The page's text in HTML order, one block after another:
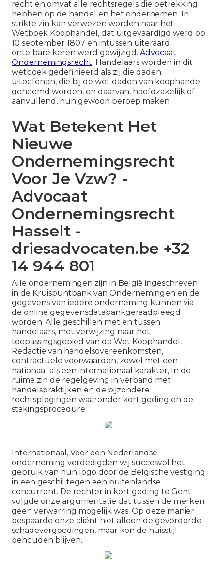
recht en omvat alle rechtsregels die betrekking
hebben op de handel en het ondernemen. In
strikte zin kan verwezen worden naar het
Wetboek Koophandel, dat uitgevaardigd werd op
10 september 1807 en intussen uiteraard
ontelbare keren werd gewijzigd. Advocaat
Ondernemingsrecht. Handelaars worden in dit
wetboek gedefinieerd als zij die daden
uitoefenen, die bij de wet daden van koophandel
genoemd worden, en daarvan, hoofdzakelijk of
aanvullend, hun gewoon beroep maken.
Wat Betekent Het
Nieuwe
Ondernemingsrecht
Voor Je Vzw? -
Advocaat
Ondernemingsrecht
Hasselt -
driesadvocaten.be +32
14 944 801
Alle ondernemingen zijn in België ingeschreven
in de Kruispuntbank van Ondernemingen en de
gegevens van iedere onderneming kunnen via
de online gegevensdatabankgeraadpleegd
worden. Alle geschillen met en tussen
handelaars, met verwijzing naar het
toepassingsgebied van de Wet Koophandel,
Redactie van handelsovereenkomsten,
contractuele voorwaarden, zowel met een
nationaal als een internationaal karakter, In de
ruime zin de regelgeving in verband met
handelspraktijken en de bijzondere
rechtsplegingen waaronder kort geding en de
stakingsprocedure.
Internationaal, Voor een Nederlandse
onderneming verdedigden wij succesvol het
gebruik van hun logo door de Belgische vestiging
in een geschil tegen een buitenlandse
concurrent. De rechter in kort geding te Gent
volgde onze argumentatie dat tussen de merken
geen verwarring mogelijk was. Op deze manier
bespaarde onze cliënt niet alleen de gevorderde
schadevergoedingen, maar kon de huisstijl
behouden blijven.